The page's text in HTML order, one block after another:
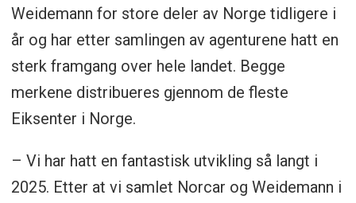
Weidemann for store deler av Norge tidligere i
år og har etter samlingen av agenturene hatt en
sterk framgang over hele landet. Begge
merkene distribueres gjennom de fleste
Eiksenter i Norge.
– Vi har hatt en fantastisk utvikling så langt i
2025. Etter at vi samlet Norcar og Weidemann i